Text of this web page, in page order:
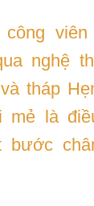
công
nghệ
tháp
mẻ là
bước